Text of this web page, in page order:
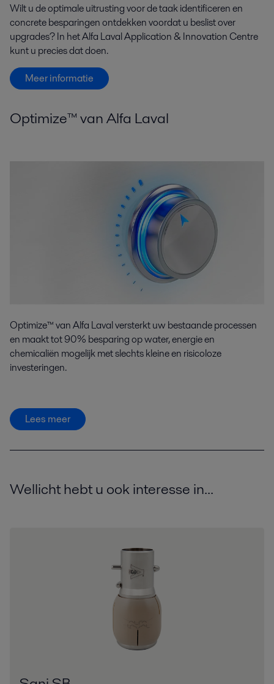
Wilt u de optimale uitrusting voor de taak identificeren en
concrete besparingen ontdekken voordat u beslist over
upgrades? In het Alfa Laval Application & Innovation Centre
kunt u precies dat doen.
Meer informatie
Optimize™ van Alfa Laval
Optimize™ van Alfa Laval versterkt uw bestaande processen
en maakt tot 90% besparing op water, energie en
chemicaliën mogelijk met slechts kleine en risicoloze
investeringen.
Lees meer
Wellicht hebt u ook interesse in...